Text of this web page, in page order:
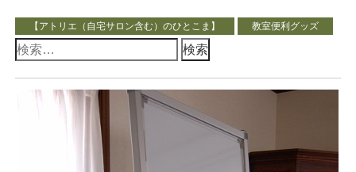
【アトリエ（自宅サロン含む）のひとこま】 教室便利グッズ
検